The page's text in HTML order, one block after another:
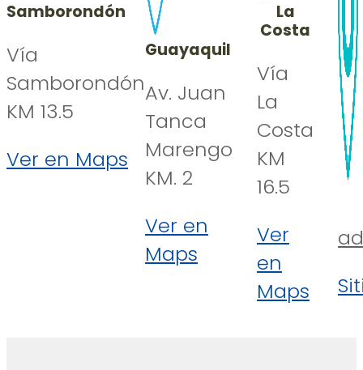
Samborondón
Vía
Samborondón
KM 13.5
Ver en Maps
Guayaquil
Av. Juan
Tanca
Marengo
KM. 2
Ver en
Maps
La
Costa
Vía
La
Costa
KM
16.5
Ver
en
Maps